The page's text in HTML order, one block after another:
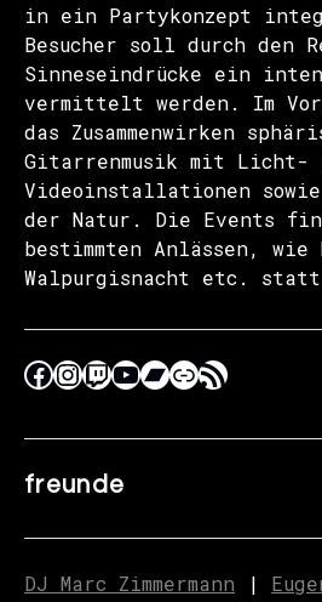
in ein Partykonzept
Besucher soll durch
Sinneseindrücke ein
vermittelt werden. Im
das Zusammenwirken
Gitarrenmusik mit Licht-
Videoinstallationen sowie
der Natur. Die Events
bestimmten Anlässen, wie
Walpurgisnacht etc.
freunde
DJ Marc Zimmermann |